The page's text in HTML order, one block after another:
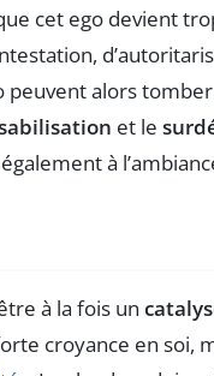
cet ego devient
alors
et le
à
à la fois un
croyance en soi,